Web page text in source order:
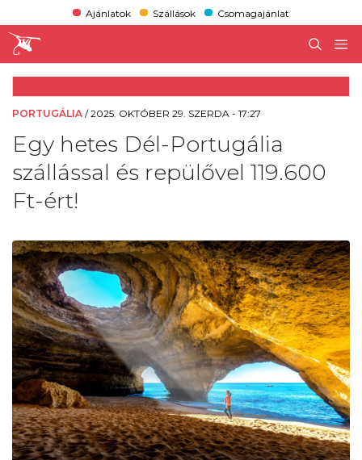
Ajánlatok Szállások Csomagajánlat
PORTUGÁLIA /2025. OKTÓBER 29. SZERDA - 17:27
Egy hetes Dél-Portugália
szállással és repülővel 119.600
Ft-ért!